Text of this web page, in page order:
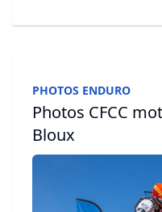
PHOTOS ENDURO
Photos CFCC
Bloux